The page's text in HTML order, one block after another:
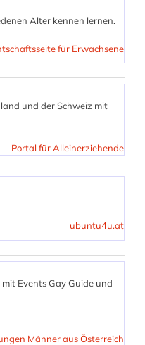
Alter kennen lernen.
für Erwachsene
und der Schweiz mit
Portal für Alleinerziehende
ubuntu4u.at
Events Gay Guide und
Männer aus Österreich